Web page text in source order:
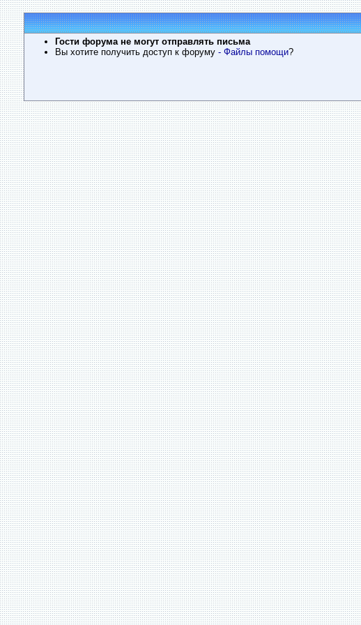
Гости форума не могут отправлять письма
Вы хотите получить доступ к форуму - Файлы помощи?